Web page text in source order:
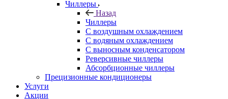
Чиллеры
Назад
Чиллеры
С воздушным охлаждением
С водяным охлаждением
С выносным конденсатором
Реверсивные чиллеры
Абсорбционные чиллеры
Прецизионные кондиционеры
Услуги
Акции